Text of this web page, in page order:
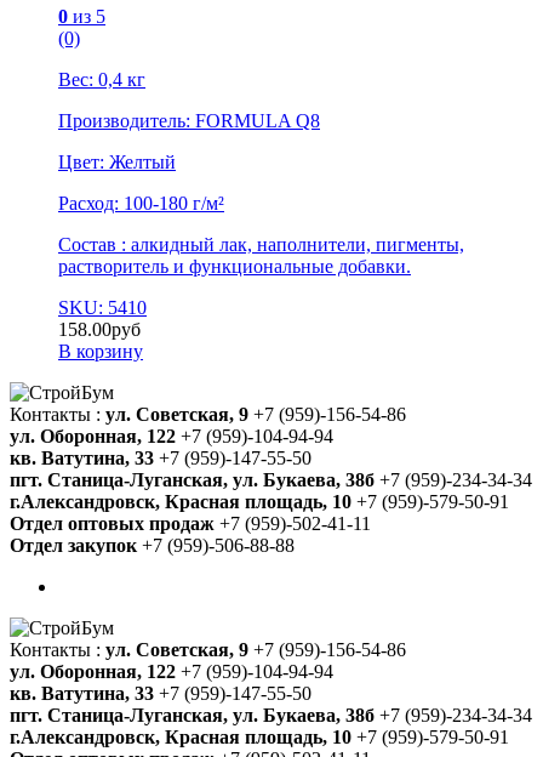
0 из 5
(0)
Вес: 0,4 кг
Производитель: FORMULA Q8
Цвет: Желтый
Расход: 100-180 г/м²
Состав : алкидный лак, наполнители, пигменты,
растворитель и функциональные добавки.
SKU: 5410
158.00руб
В корзину
Контакты : ул. Советская, 9 +7 (959)-156-54-86
ул. Оборонная, 122 +7 (959)-104-94-94
кв. Ватутина, 33 +7 (959)-147-55-50
пгт. Станица-Луганская, ул. Букаева, 38б +7 (959)-234-34-34
г.Александровск, Красная площадь, 10 +7 (959)-579-50-91
Отдел оптовых продаж +7 (959)-502-41-11
Отдел закупок +7 (959)-506-88-88
Контакты : ул. Советская, 9 +7 (959)-156-54-86
ул. Оборонная, 122 +7 (959)-104-94-94
кв. Ватутина, 33 +7 (959)-147-55-50
пгт. Станица-Луганская, ул. Букаева, 38б +7 (959)-234-34-34
г.Александровск, Красная площадь, 10 +7 (959)-579-50-91